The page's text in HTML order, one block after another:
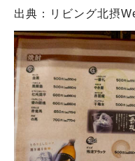
出典：リビング北摂